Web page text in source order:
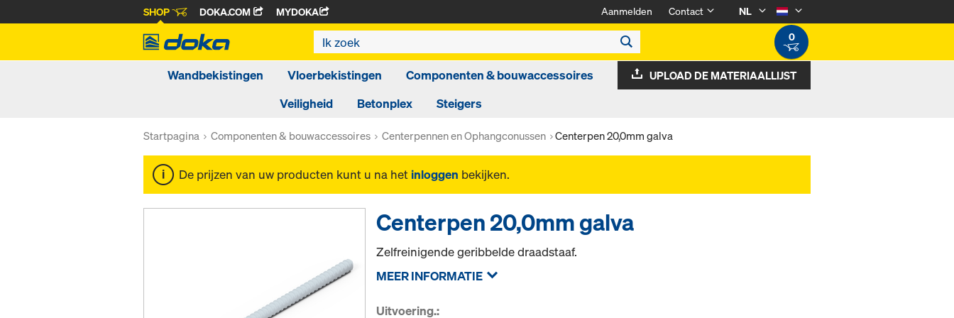
SHOP DOKA.COM MYDOKA Aanmelden Contact
NL
0
Wandbekistingen Vloerbekistingen
Componenten & bouwaccessoires
Veiligheid
Betonplex Steigers
UPLOAD DE MATERIAALLIJST
Startpagina Componenten & bouwaccessoires Centerpennen en Ophangconussen Centerpen 20,0mm galva
De prijzen van uw producten kunt u na het inloggen bekijken.
Centerpen 20,0mm galva
Zelfreinigende geribbelde draadstaaf.
MEER INFORMATIE
Uitvoering.: